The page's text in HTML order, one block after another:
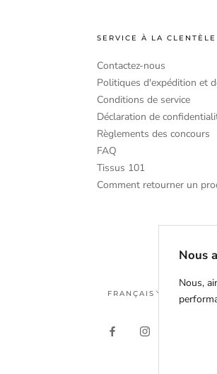
SERVICE À LA CLENTÈLE
Contactez-nous
Politiques d'expédition et
Conditions de service
Déclaration de
Règlements des concours
FAQ
Tissus 101
Comment retourner un
Langue
FRANÇAIS
Nous
Nous,